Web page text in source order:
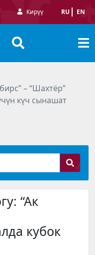
Кирүү RU EN
– “Шахтёр”
күч сынашат
“Ак
кубок